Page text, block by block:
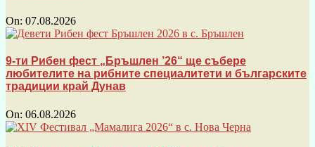
On: 07.08.2026
9-ти Рибен фест „Бръшлен ’26“ ще събере
любителите на рибните специалитети и българските
традиции край Дунав
On: 06.08.2026